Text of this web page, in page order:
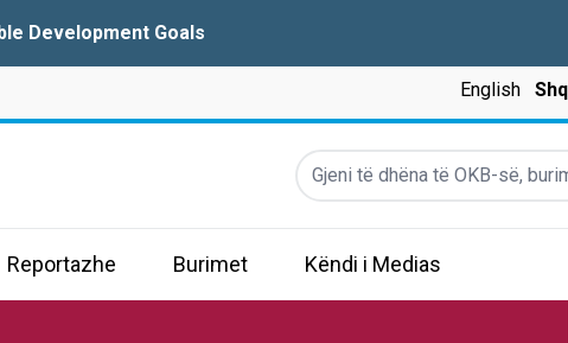
Development Goals
English
Gjeni të dhëna të OKB-së,
Reportazhe Burimet Këndi i Medias